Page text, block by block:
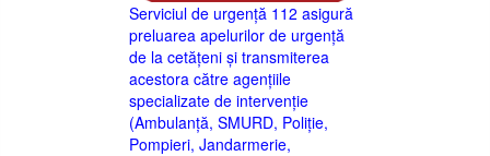
Serviciul de urgență 112 asigură
preluarea apelurilor de urgență
de la cetățeni și transmiterea
acestora către agențiile
specializate de intervenție
(Ambulanță, SMURD, Poliție,
Pompieri, Jandarmerie,